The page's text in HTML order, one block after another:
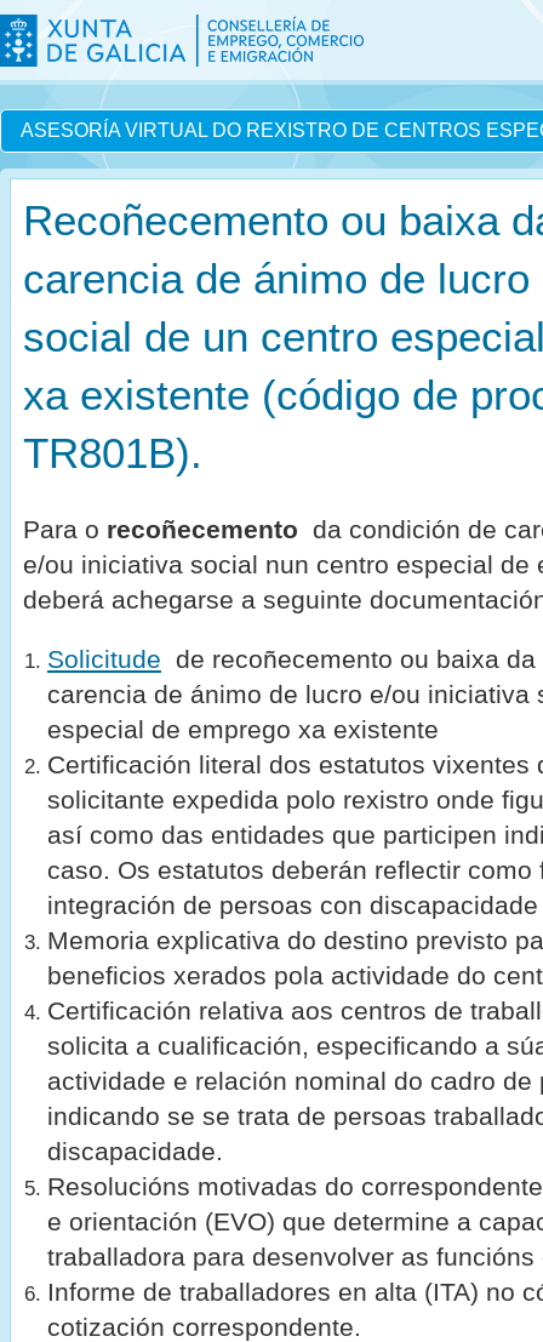
ASESORÍA VIRTUAL DO REXISTRO DE CENTROS
Recoñecemento ou baixa
carencia de ánimo de
social de un centro
xa existente (código de
TR801B).
Para o recoñecemento da condición de
e/ou iniciativa social nun centro especial de
deberá achegarse a seguinte
Solicitude de recoñecemento ou baixa
carencia de ánimo de lucro e/ou iniciativa
especial de emprego xa existente
Certificación literal dos estatutos vixentes
solicitante expedida polo rexistro onde
así como das entidades que participen
caso. Os estatutos deberán reflectir
integración de persoas con
Memoria explicativa do destino previsto
beneficios xerados pola actividade do
Certificación relativa aos centros de
solicita a cualificación, especificando a
actividade e relación nominal do cadro de
indicando se se trata de persoas
discapacidade.
Resolucións motivadas do
e orientación (EVO) que determine a
traballadora para desenvolver as
Informe de traballadores en alta (ITA) no
cotización correspondente.